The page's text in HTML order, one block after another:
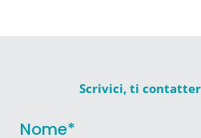
Scrivici, ti
Nome*